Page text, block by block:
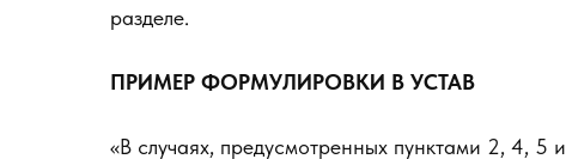
разделе.
ПРИМЕР ФОРМУЛИРОВКИ В УСТАВ
«В случаях, предусмотренных пунктами 2, 4, 5